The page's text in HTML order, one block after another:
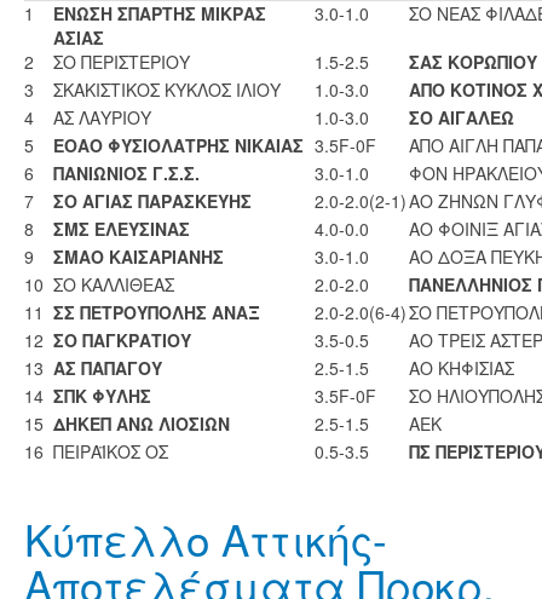
1
ΕΝΩΣΗ ΣΠΑΡΤΗΣ ΜΙΚΡΑΣ
ΑΣΙΑΣ
3.0-1.0
ΣΟ ΝΕΑΣ
2
ΣΟ ΠΕΡΙΣΤΕΡΙΟΥ 1.5-2.5
ΣΑΣ ΚΟΡΩΠΙΟΥ
3
ΣΚΑΚΙΣΤΙΚΟΣ ΚΥΚΛΟΣ ΙΛΙΟΥ 1.0-3.0
ΑΠΟ ΚΟΤΙΝΟΣ
4
ΑΣ ΛΑΥΡΙΟΥ 1.0-3.0
ΣO ΑΙΓΑΛΕΩ
5
ΕΟΑΟ ΦΥΣΙΟΛΑΤΡΗΣ ΝΙΚΑΙΑΣ 3.5F-0F
ΑΠΟ ΑΙΓΛΗ
6
ΠΑΝΙΩΝΙΟΣ Γ.Σ.Σ. 3.0-1.0
ΦΟΝ
7
ΣΟ ΑΓΙΑΣ ΠΑΡΑΣΚΕΥΗΣ 2.0-2.0(2-1)ΑΟ ΖΗΝΩΝ
8
ΣΜΣ ΕΛΕΥΣΙΝΑΣ 4.0-0.0
ΑΟ ΦΟΙΝΙΞ
9
ΣΜΑΟ ΚΑΙΣΑΡΙΑΝΗΣ 3.0-1.0
ΑΟ ΔΟΞΑ
10 ΣΟ ΚΑΛΛΙΘΕΑΣ 2.0-2.0
ΠΑΝΕΛΛΗΝΙΟΣ
11 ΣΣ ΠΕΤΡΟΥΠΟΛΗΣ ΑΝΑΞ 2.0-2.0(6-4)ΣΟ
12 ΣΟ ΠΑΓΚΡΑΤΙΟΥ 3.5-0.5
ΑΟ ΤΡΕΙΣ
13 ΑΣ ΠΑΠΑΓΟΥ 2.5-1.5
ΑΟ ΚΗΦΙΣΙΑΣ
14 ΣΠΚ ΦΥΛΗΣ 3.5F-0F
ΣΟ
15 ΔΗΚΕΠ ΑΝΩ ΛΙΟΣΙΩΝ 2.5-1.5
ΑΕΚ
16 ΠΕΙΡΑΪΚΟΣ ΟΣ 0.5-3.5 ΠΣ
Κύπελλο Αττικής-
Αποτελέσματα Προκρ.